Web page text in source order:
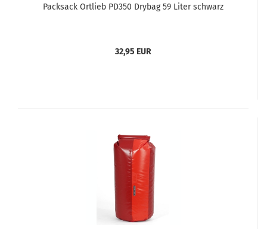
Packsack Ortlieb PD350 Drybag 59 Liter schwarz
32,95 EUR